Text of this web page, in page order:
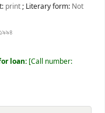
print; Literary form: Not
১৯৯৪
loan: Call number: